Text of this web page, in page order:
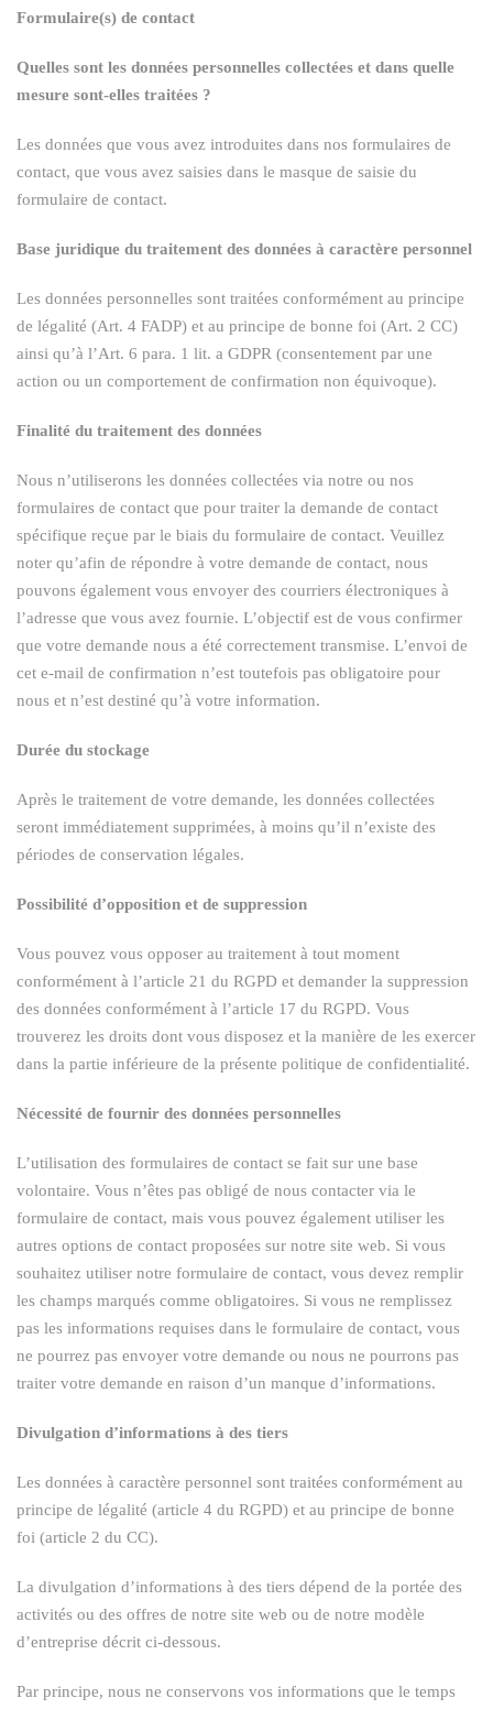
Formulaire(s) de contact
Quelles sont les données personnelles collectées et dans quelle
mesure sont-elles traitées ?
Les données que vous avez introduites dans nos formulaires de
contact, que vous avez saisies dans le masque de saisie du
formulaire de contact.
Base juridique du traitement des données à caractère personnel
Les données personnelles sont traitées conformément au principe
de légalité (Art. 4 FADP) et au principe de bonne foi (Art. 2 CC)
ainsi qu’à l’Art. 6 para. 1 lit. a GDPR (consentement par une
action ou un comportement de confirmation non équivoque).
Finalité du traitement des données
Nous n’utiliserons les données collectées via notre ou nos
formulaires de contact que pour traiter la demande de contact
spécifique reçue par le biais du formulaire de contact. Veuillez
noter qu’afin de répondre à votre demande de contact, nous
pouvons également vous envoyer des courriers électroniques à
l’adresse que vous avez fournie. L’objectif est de vous confirmer
que votre demande nous a été correctement transmise. L’envoi de
cet e-mail de confirmation n’est toutefois pas obligatoire pour
nous et n’est destiné qu’à votre information.
Durée du stockage
Après le traitement de votre demande, les données collectées
seront immédiatement supprimées, à moins qu’il n’existe des
périodes de conservation légales.
Possibilité d’opposition et de suppression
Vous pouvez vous opposer au traitement à tout moment
conformément à l’article 21 du RGPD et demander la suppression
des données conformément à l’article 17 du RGPD. Vous
trouverez les droits dont vous disposez et la manière de les exercer
dans la partie inférieure de la présente politique de confidentialité.
Nécessité de fournir des données personnelles
L’utilisation des formulaires de contact se fait sur une base
volontaire. Vous n’êtes pas obligé de nous contacter via le
formulaire de contact, mais vous pouvez également utiliser les
autres options de contact proposées sur notre site web. Si vous
souhaitez utiliser notre formulaire de contact, vous devez remplir
les champs marqués comme obligatoires. Si vous ne remplissez
pas les informations requises dans le formulaire de contact, vous
ne pourrez pas envoyer votre demande ou nous ne pourrons pas
traiter votre demande en raison d’un manque d’informations.
Divulgation d’informations à des tiers
Les données à caractère personnel sont traitées conformément au
principe de légalité (article 4 du RGPD) et au principe de bonne
foi (article 2 du CC).
La divulgation d’informations à des tiers dépend de la portée des
activités ou des offres de notre site web ou de notre modèle
d’entreprise décrit ci-dessous.
Par principe, nous ne conservons vos informations que le temps